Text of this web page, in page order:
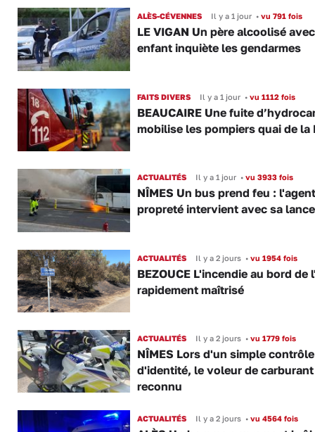
ALÈS-CÉVENNES Il y a 1 jour •vu 791 fois
LE VIGAN Un père alcoolisé
enfant inquiète les gendarmes
FAITS DIVERS Il y a 1 jour •vu 1112 fois
BEAUCAIRE Une fuite
mobilise les pompiers quai de la
ACTUALITÉS Il y a 1 jour •vu 3933 fois
NÎMES Un bus prend feu :
propreté intervient avec sa lance
ACTUALITÉS Il y a 2 jours •vu 1954 fois
BEZOUCE L'incendie au bord de
rapidement maîtrisé
ACTUALITÉS Il y a 2 jours •vu 1779 fois
NÎMES Lors d'un simple contrôle
d'identité, le voleur de
reconnu
ACTUALITÉS Il y a 2 jours •vu 4564 fois